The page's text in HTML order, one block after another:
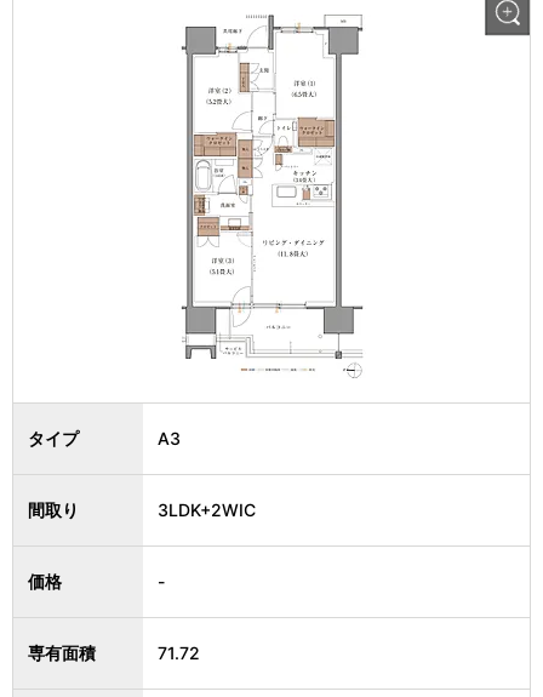
タイプ A3
間取り 3LDK+2WIC
価格 -
専有面積 71.72